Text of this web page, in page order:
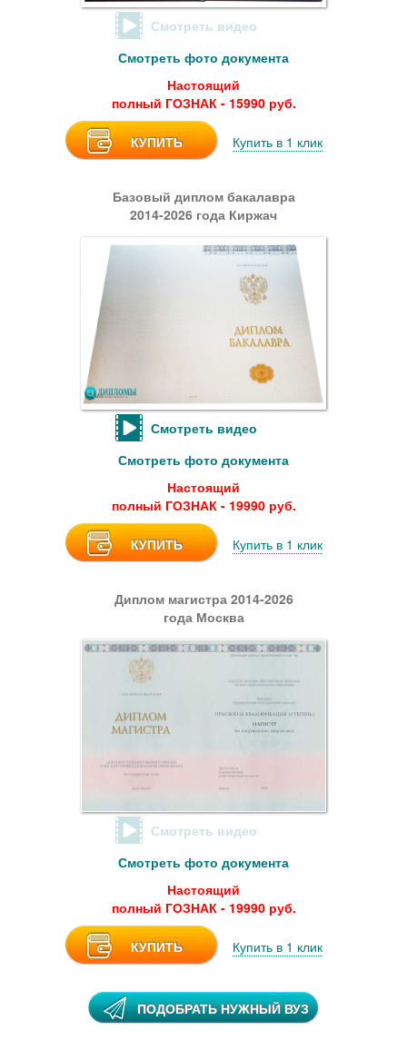
Смотреть видео
Смотреть фото документа
Настоящий
полный ГОЗНАК - 15990 руб.
КУПИТЬ Купить в 1 клик
Базовый диплом бакалавра
2014-2026 года Киржач
Смотреть видео
Смотреть фото документа
Настоящий
полный ГОЗНАК - 19990 руб.
КУПИТЬ Купить в 1 клик
Диплом магистра 2014-2026
года Москва
Смотреть видео
Смотреть фото документа
Настоящий
полный ГОЗНАК - 19990 руб.
КУПИТЬ Купить в 1 клик
ПОДОБРАТЬ НУЖНЫЙ ВУЗ